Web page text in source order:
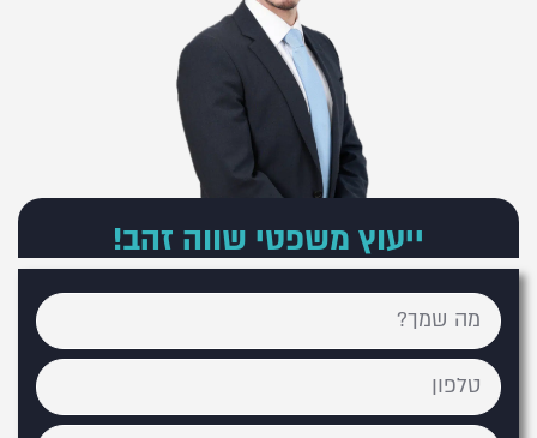
ייעוץ משפטי שווה זהב!